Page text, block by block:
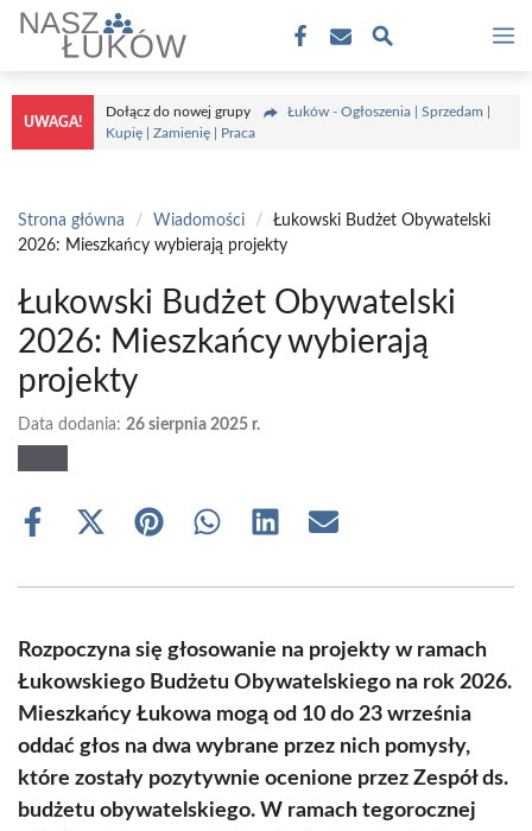
Przejdź
treści
UWAGA!
Dołącz do nowej grupy
Łuków - Ogłoszenia | Sprzedam |
Kupię | Zamienię | Praca
Strona główna / Wiadomości /
Łukowski Budżet Obywatelski
2026: Mieszkańcy wybierają projekty
Łukowski Budżet Obywatelski
2026: Mieszkańcy wybierają
projekty
Data dodania: 26 sierpnia 2025 r.
Share
Share
(Twitter)
Share Share Share Share
Rozpoczyna się głosowanie na projekty w ramach
Łukowskiego Budżetu Obywatelskiego na rok 2026.
Mieszkańcy Łukowa mogą od 10 do 23 września
oddać głos na dwa wybrane przez nich pomysły,
które zostały pozytywnie ocenione przez Zespół ds.
budżetu obywatelskiego. W ramach tegorocznej